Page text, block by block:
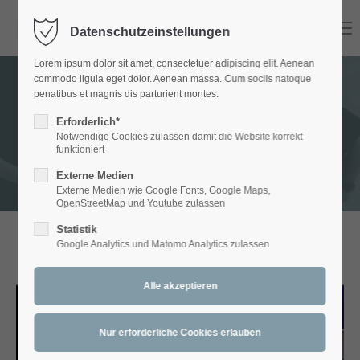
Login
Benutzername
Passwort
Anmelden
Support
Lorem ipsum dolor sit amet:
GALLERY - Bands
ARTETT
Datenschutzeinstellungen
Lorem ipsum dolor sit amet, consectetuer adipiscing elit. Aenean
commodo ligula eget dolor. Aenean massa. Cum sociis natoque
penatibus et magnis dis parturient montes.
Erforderlich*
Notwendige Cookies zulassen damit die Website korrekt
funktioniert
Externe Medien
Externe Medien wie Google Fonts, Google Maps,
OpenStreetMap und Youtube zulassen
Statistik
Google Analytics und Matomo Analytics zulassen